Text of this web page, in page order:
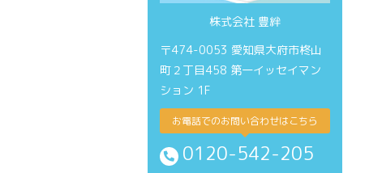
株式会社 豊絆
〒474-0053 愛知県大府市柊山
町２丁目458 第一イッセイマン
ション 1F
お電話でのお問い合わせはこちら
0120-542-205